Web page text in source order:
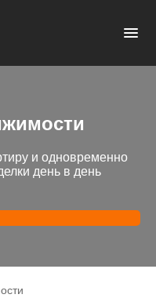
и одновременно
день в день